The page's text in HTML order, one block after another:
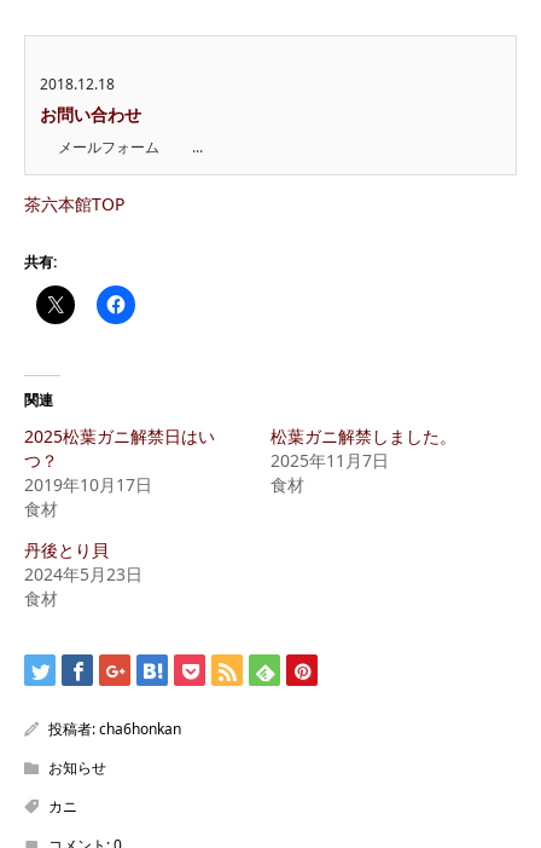
2018.12.18
お問い合わせ
メールフォーム ...
茶六本館TOP
共有:
関連
2025松葉ガニ解禁日はい
つ？
2019年10月17日
食材
松葉ガニ解禁しました。
2025年11月7日
食材
丹後とり貝
2024年5月23日
食材
投稿者:cha6honkan
お知らせ
カニ